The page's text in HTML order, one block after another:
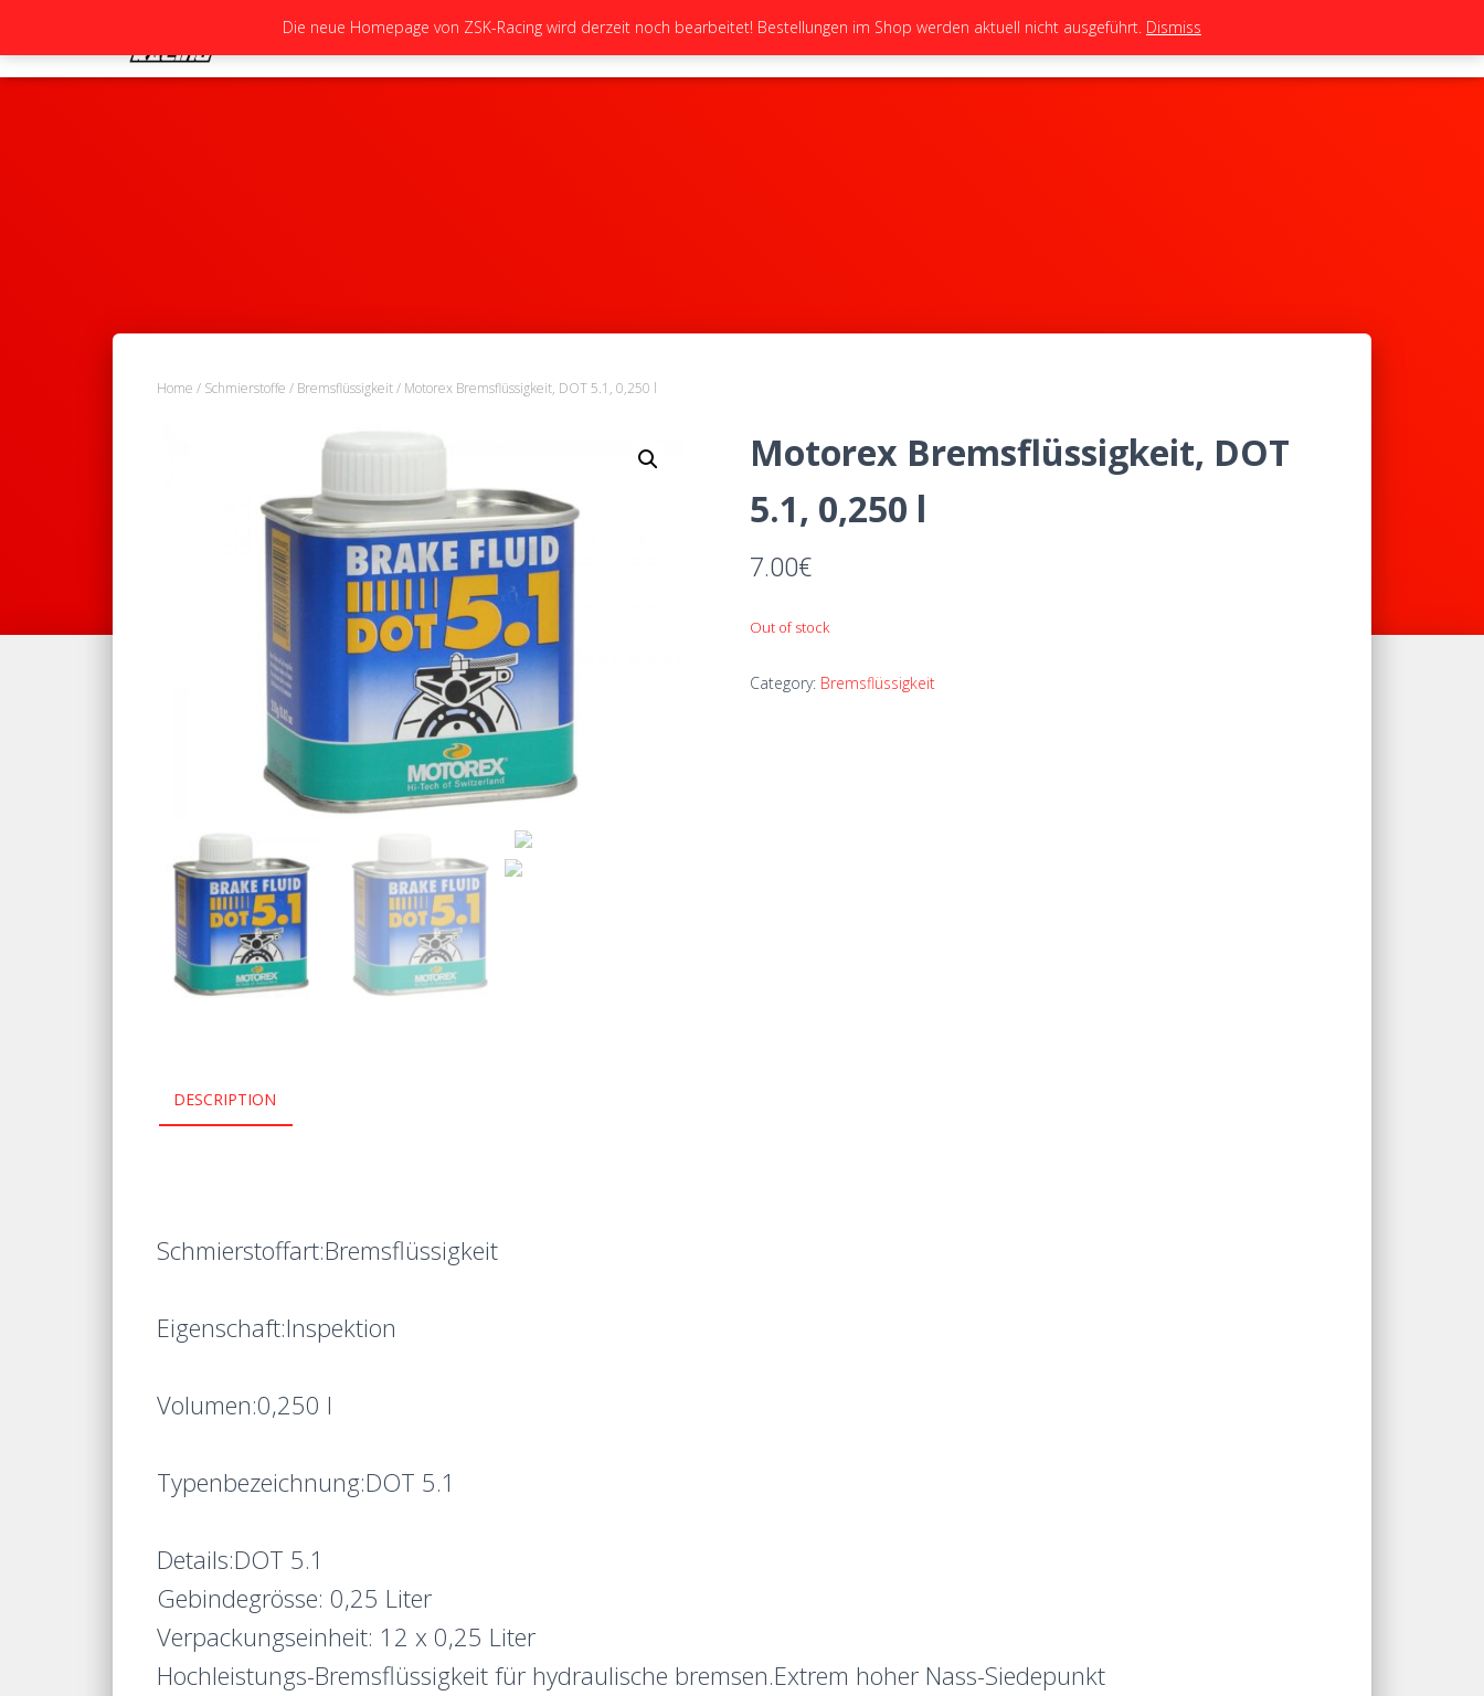
STARTSEITE NEUIGKEITEN GALERIE TEAM TUNING BIKES
Home / Schmierstoffe / Bremsflüssigkeit/ Motorex Bremsflüssigkeit, DOT 5.1, 0,250 l
Motorex Bremsflüssigkeit, DOT
5.1, 0,250 l
7.00€
Out of stock
Category: Bremsflüssigkeit
DESCRIPTION
Schmierstoffart:Bremsflüssigkeit
Eigenschaft:Inspektion
Volumen:0,250 l
Typenbezeichnung:DOT 5.1
Details:DOT 5.1
Gebindegrösse: 0,25 Liter
Verpackungseinheit: 12 x 0,25 Liter
Hochleistungs-Bremsflüssigkeit für hydraulische bremsen.Extrem hoher Nass-Siedepunkt
Die neue Homepage von ZSK-Racing wird derzeit noch bearbeitet! Bestellungen im Shop werden aktuell nicht ausgeführt. Dismiss